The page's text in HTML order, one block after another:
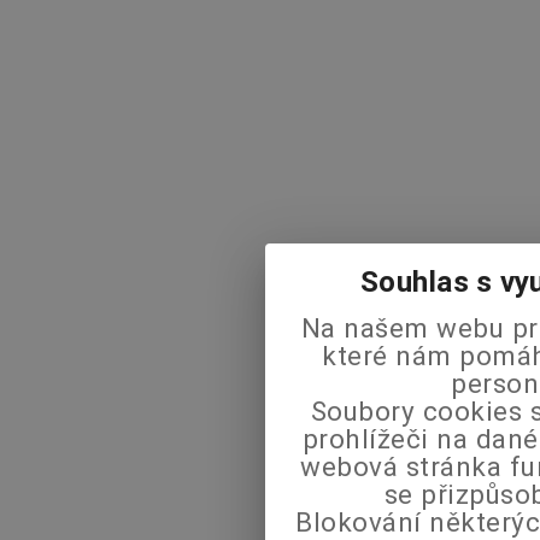
Souhlas s
Na našem webu
které nám
Soubory cookies
prohlížeči na
webová stránka
se
Blokování